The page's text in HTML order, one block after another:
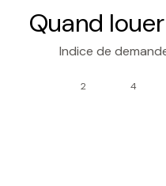
Quand
Indice de
2 4